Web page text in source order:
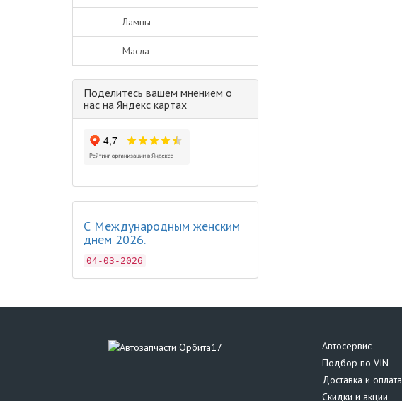
Лампы
Масла
Поделитесь вашем мнением о
нас на Яндекс картах
С Международным женским
днем 2026.
04-03-2026
Автосервис
Подбор по VIN
Доставка и оплата
Скидки и акции